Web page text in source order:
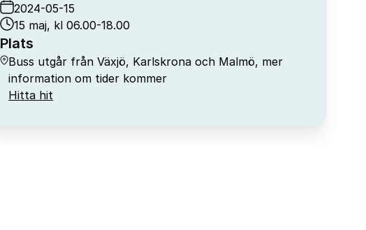
2024-05-15
15 maj, kl 06.00-18.00
Plats
Buss utgår från Växjö, Karlskrona och Malmö, mer
information om tider kommer
Hitta hit